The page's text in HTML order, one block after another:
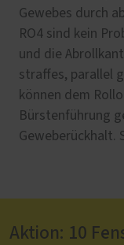
Gewebes durch
RO4 sind kein
und die
straffes, parallel
können dem
Bürstenführung
Geweberückhalt.
Aktion: 10